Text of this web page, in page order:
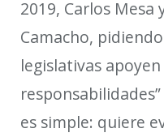
2019, Carlos Mesa
Camacho,
legislativas
es simple: quiere